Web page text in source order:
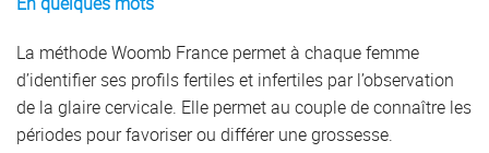
La méthode Woomb France permet à chaque femme
d’identifier ses profils fertiles et infertiles par l’observation
de la glaire cervicale. Elle permet au couple de connaître les
périodes pour favoriser ou différer une grossesse.